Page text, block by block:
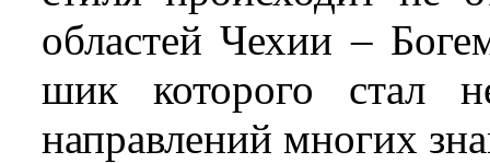
областей Чехии –
шик которого стал
направлений многих